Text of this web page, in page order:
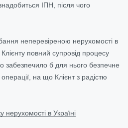
ІПН, після чого
неперевіреною нерухомості в
повний супровід процесу
забезпечило б для нього безпечне
на що Клієнт з радістю
нерухомості в Україні